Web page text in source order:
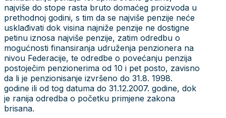
najviše do stope rasta bruto domaćeg proizvoda u
prethodnoj godini, s tim da se najviše penzije neće
usklađivati dok visina najniže penzije ne dostigne
petinu iznosa najviše penzije, zatim odredbu o
mogućnosti finansiranja udruženja penzionera na
nivou Federacije, te odredbe o povećanju penzija
postoječim penzionerima od 10 i pet posto, zavisno
da li je penzionisanje izvršeno do 31.8. 1998.
godine ili od tog datuma do 31.12.2007. godine, dok
je ranija odredba o početku primjene zakona
brisana.